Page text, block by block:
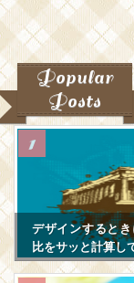
Popular
Posts
デザインすると
比をサッと計算し